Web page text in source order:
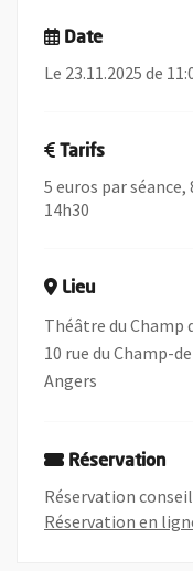
Date
Le 23.11.2025 de
Tarifs
5 euros par séance,
14h30
Lieu
Théâtre du Champ
10 rue du Champ-
Angers
Réservation
Réservation
Réservation en